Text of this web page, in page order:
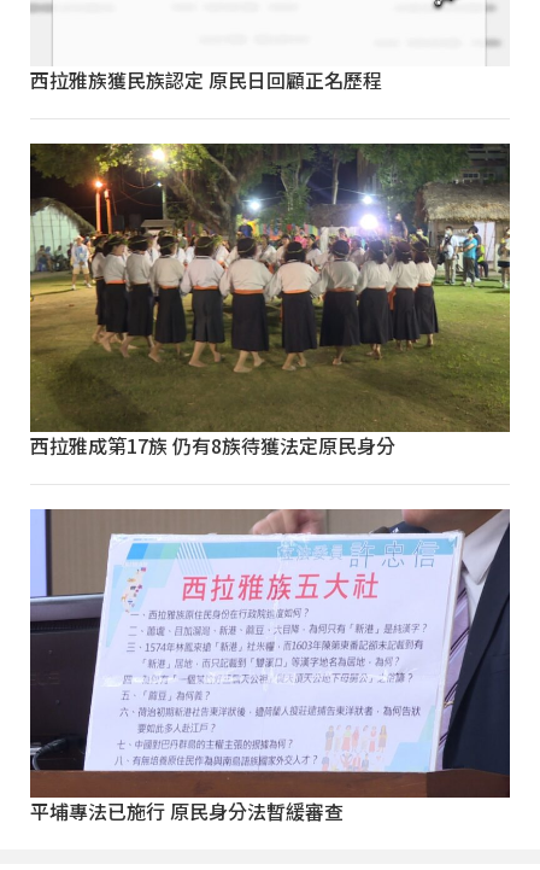
西拉雅族獲民族認定 原民日回顧正名歷程
西拉雅成第17族 仍有8族待獲法定原民身分
平埔專法已施行 原民身分法暫緩審查